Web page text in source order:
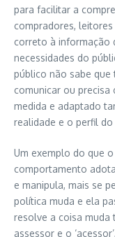
para facilitar a
compradores,
correto à informação
necessidades do
público não sabe que
comunicar ou
medida e adaptado
realidade e o perfil do
Um exemplo do que
comportamento
e manipula, mais se
política muda e ela
resolve a coisa
assessor e o